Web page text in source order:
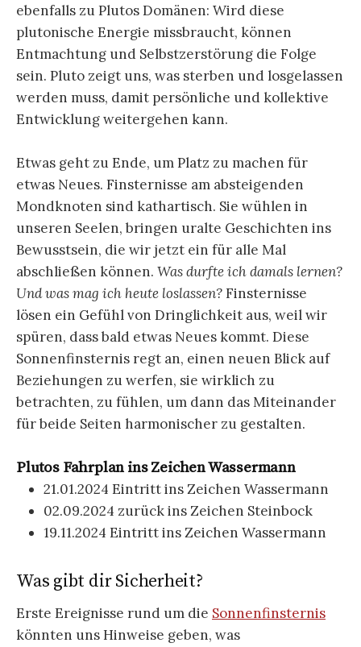
ebenfalls zu Plutos Domänen: Wird diese
plutonische Energie missbraucht, können
Entmachtung und Selbstzerstörung die Folge
sein. Pluto zeigt uns, was sterben und losgelassen
werden muss, damit persönliche und kollektive
Entwicklung weitergehen kann.
Etwas geht zu Ende, um Platz zu machen für
etwas Neues. Finsternisse am absteigenden
Mondknoten sind kathartisch. Sie wühlen in
unseren Seelen, bringen uralte Geschichten ins
Bewusstsein, die wir jetzt ein für alle Mal
abschließen können. Was durfte ich damals lernen?
Und was mag ich heute loslassen?Finsternisse
lösen ein Gefühl von Dringlichkeit aus, weil wir
spüren, dass bald etwas Neues kommt. Diese
Sonnenfinsternis regt an, einen neuen Blick auf
Beziehungen zu werfen, sie wirklich zu
betrachten, zu fühlen, um dann das Miteinander
für beide Seiten harmonischer zu gestalten.
Plutos Fahrplan ins Zeichen Wassermann
21.01.2024 Eintritt ins Zeichen Wassermann
02.09.2024 zurück ins Zeichen Steinbock
19.11.2024 Eintritt ins Zeichen Wassermann
Was gibt dir Sicherheit?
Erste Ereignisse rund um die Sonnenfinsternis
könnten uns Hinweise geben, was